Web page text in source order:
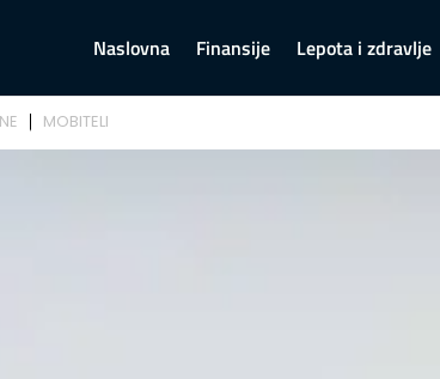
Naslovna Finansije Lepota i zdravlje